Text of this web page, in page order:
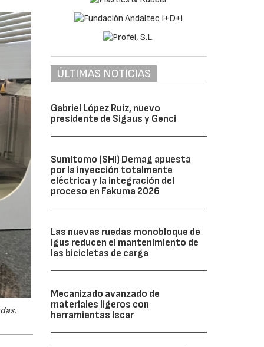
ÚLTIMAS NOTICIAS
Gabriel López Ruiz, nuevo
presidente de Sigaus y Genci
Sumitomo (SHI) Demag apuesta
por la inyección totalmente
eléctrica y la integración del
proceso en Fakuma 2026
Las nuevas ruedas monobloque de
igus reducen el mantenimiento de
las bicicletas de carga
Mecanizado avanzado de
materiales ligeros con
herramientas Iscar